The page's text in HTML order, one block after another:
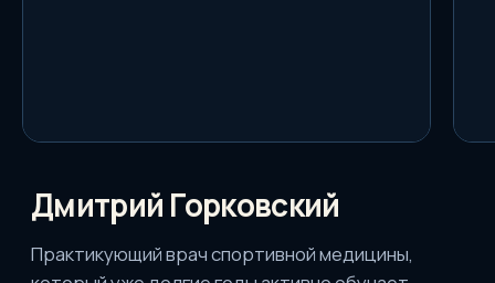
Консультация
по курсу
Оставьте заявку и мы подробно
расскажем вам про курс и ответим на
все интересующие вопросы